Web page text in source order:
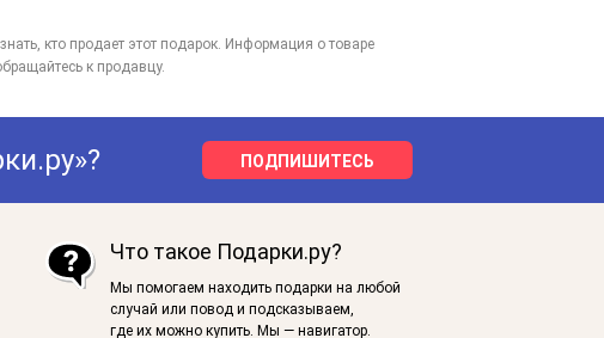
кто продает этот подарок. Информация о товаре
к продавцу.
ПОДПИШИТЕСЬ
Что такое Подарки.ру?
Мы помогаем находить подарки на любой
случай или повод и подсказываем,
где их можно купить. Мы — навигатор.